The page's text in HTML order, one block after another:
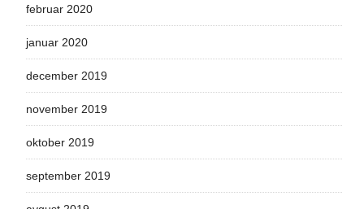
februar 2020
januar 2020
december 2019
november 2019
oktober 2019
september 2019